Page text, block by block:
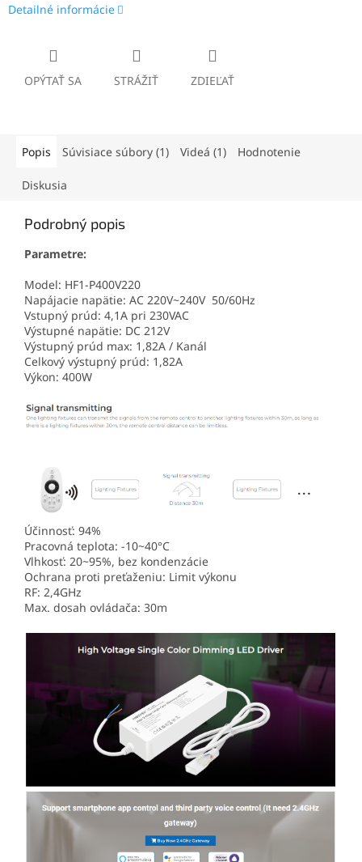
Detailné informácie
OPÝTAŤ SA STRÁŽIŤ ZDIEĽAŤ
Popis Súvisiace súbory (1) Videá (1) Hodnotenie
Diskusia
Podrobný popis
Parametre:
Model: HF1-P400V220
Napájacie napätie: AC 220V~240V 50/60Hz
Vstupný prúd: 4,1A pri 230VAC
Výstupné napätie: DC 212V
Výstupný prúd max: 1,82A / Kanál
Celkový výstupný prúd: 1,82A
Výkon: 400W
Účinnosť: 94%
Pracovná teplota: -10~40°C
Vlhkosť: 20~95%, bez kondenzácie
Ochrana proti preťaženiu: Limit výkonu
RF: 2,4GHz
Max. dosah ovládača: 30m